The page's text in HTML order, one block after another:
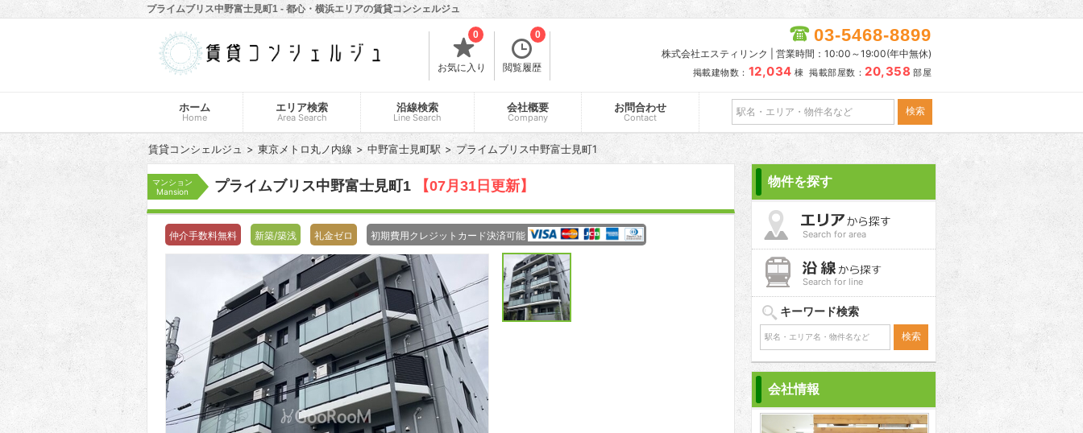
プライムブリス中野富士見町1 - 都心・横浜エリアの賃貸コンシェルジュ
お気に入り
0
閲覧履歴
0 03-5468-8899
株式会社エスティリンク | 営業時間：10:00～19:00(年中無休)
掲載建物数： 12,034 棟 掲載部屋数： 20,358 部屋
ホーム
Home
エリア検索
Area Search
沿線検索
Line Search
会社概要
Company
お問合わせ
Contact
賃貸コンシェルジュ 東京メトロ丸ノ内線 中野富士見町駅 プライムブリス中野富士見町1
マンション
Mansion
プライムブリス中野富士見町1 【07月31日更新】
仲介手数料無料 新築/築浅 礼金ゼロ 初期費用クレジットカード決済可能
物件を探す
Search for area
Search for line
キーワード検索
会社情報